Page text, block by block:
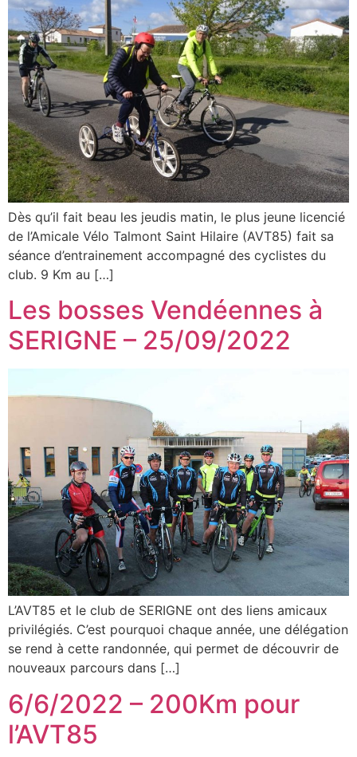
Dès qu’il fait beau les jeudis matin, le plus jeune licencié
de l’Amicale Vélo Talmont Saint Hilaire (AVT85) fait sa
séance d’entrainement accompagné des cyclistes du
club. 9 Km au […]
Les bosses Vendéennes à
SERIGNE – 25/09/2022
L’AVT85 et le club de SERIGNE ont des liens amicaux
privilégiés. C’est pourquoi chaque année, une délégation
se rend à cette randonnée, qui permet de découvrir de
nouveaux parcours dans […]
6/6/2022 – 200Km pour
l’AVT85